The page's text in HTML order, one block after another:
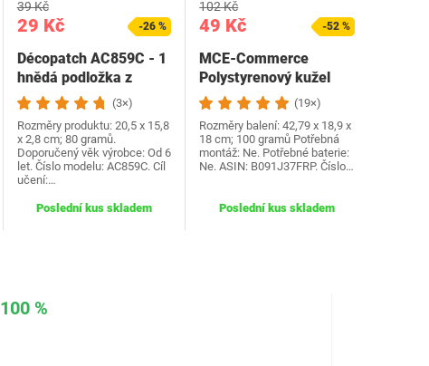
29 Kč
39 Kč
-26 %
Décopatch AC859C - 1
hnědá podložka z
papírmaše
15,3x2,5x20…
(3×)
Rozměry produktu: 20,5 x 15,8
x 2,8 cm; 80 gramů.
Doporučený věk výrobce: Od 6
let. Číslo modelu: AC859C. Cíl
učení:…
Poslední kus skladem
49 Kč
102 Kč
-52 %
MCE-Commerce
Polystyrenový kužel
Průměr Výška 1 kus,
Bílá,…
(19×)
Rozměry balení: 42,79 x 18,9 x
18 cm; 100 gramů Potřebná
montáž: Ne. Potřebné baterie:
Ne. ASIN: B091J37FRP. Číslo…
Poslední kus skladem
100 %